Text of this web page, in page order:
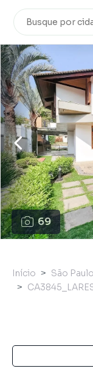
69
Início São Paulo